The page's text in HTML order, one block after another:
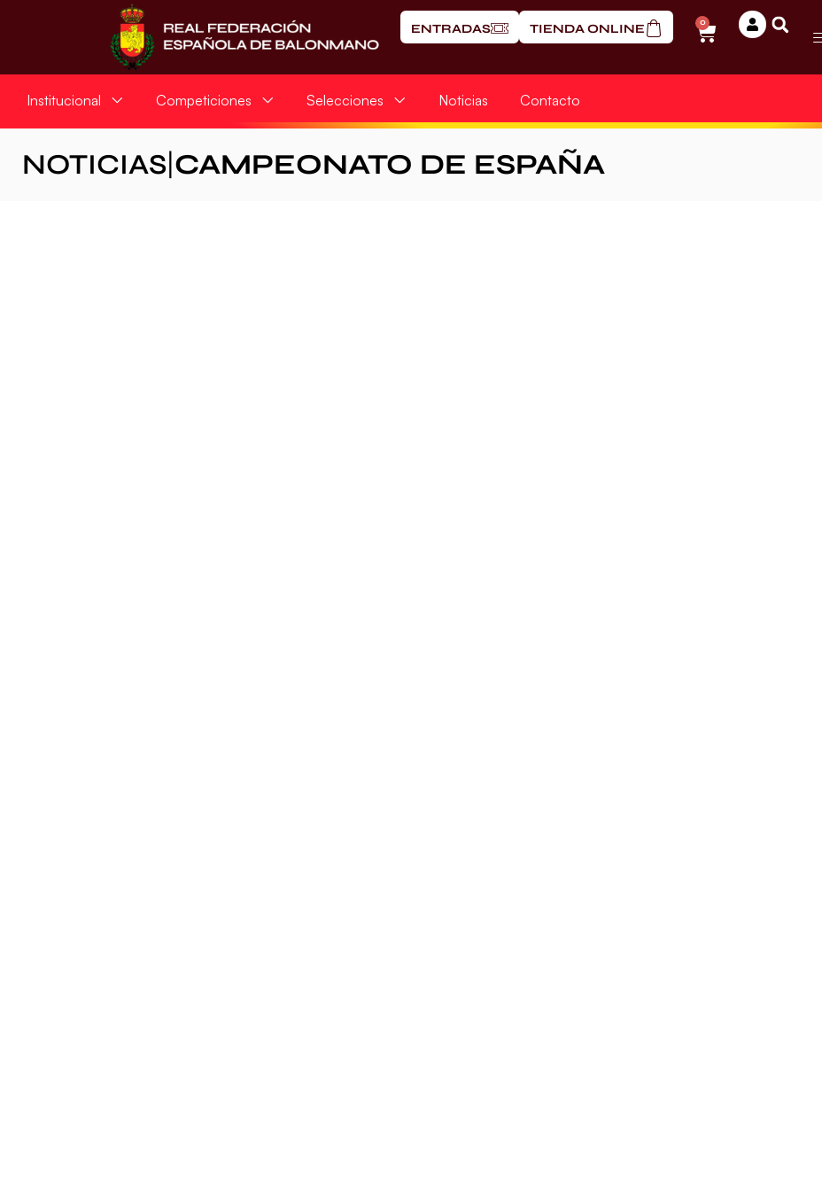
ENTRADAS TIENDA ONLINE 0
Institucional Competiciones Selecciones Noticias Contacto
NOTICIAS CAMPEONATO DE ESPAÑA